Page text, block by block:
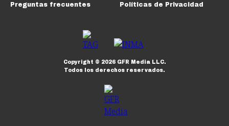
Preguntas frecuentes Políticas de Privacidad
Copyright © 2026GFR Media LLC.
Todos los derechos reservados.